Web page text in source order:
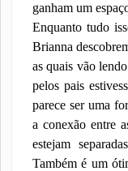
ganham um
Enquanto tudo
Brianna
as quais vão
pelos pais
parece ser uma
a conexão entre
estejam
Também é um